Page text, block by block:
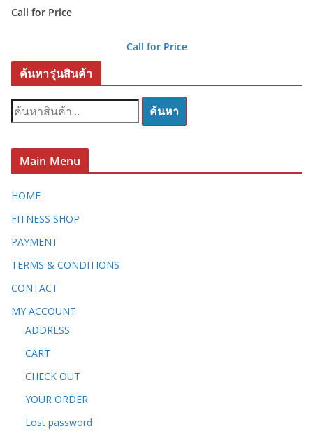
Call for Price
Call for Price
ค้นหารุ่นสินค้า
ค้
น
:
ค้นหา
Main Menu
HOME
FITNESS SHOP
PAYMENT
TERMS & CONDITIONS
CONTACT
MY ACCOUNT
ADDRESS
CART
CHECK OUT
YOUR ORDER
Lost password